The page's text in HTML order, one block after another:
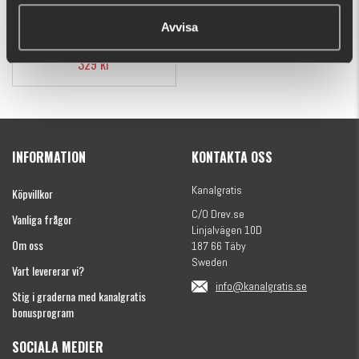
Avvisa
Savage Gear 3D Glide
329 kr
INFORMATION
Köpvillkor
Vanliga frågor
Om oss
Vart levererar vi?
Stig i graderna med kanalgratis
bonusprogram
KONTAKTA OSS
Kanalgratis
C/O Drev.se
Linjalvägen 10D
187 66 Täby
Sweden
info@kanalgratis.se
SOCIALA MEDIER